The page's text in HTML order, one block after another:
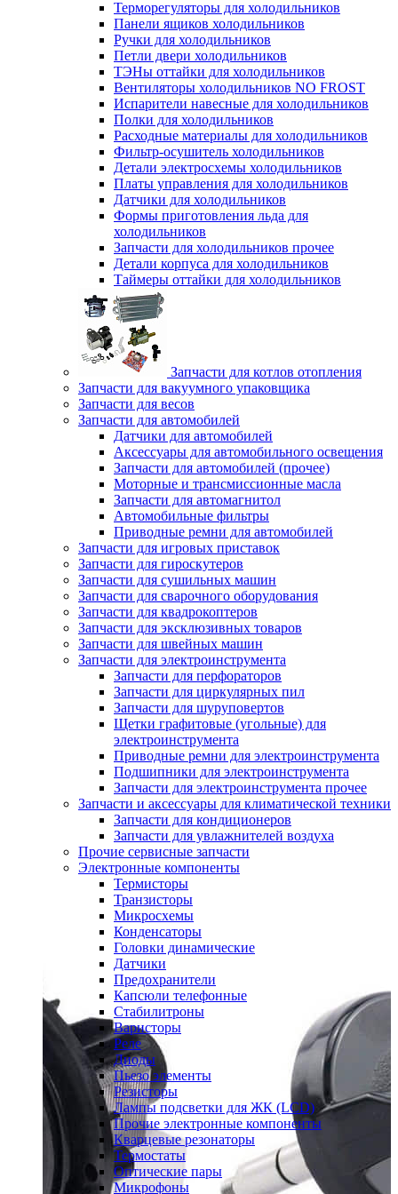
Терморегуляторы для холодильников
Панели ящиков холодильников
Ручки для холодильников
Петли двери холодильников
ТЭНы оттайки для холодильников
Вентиляторы холодильников NO FROST
Испарители навесные для холодильников
Полки для холодильников
Расходные материалы для холодильников
Фильтр-осушитель холодильников
Детали электросхемы холодильников
Платы управления для холодильников
Датчики для холодильников
Формы приготовления льда для
холодильников
Запчасти для холодильников прочее
Детали корпуса для холодильников
Таймеры оттайки для холодильников
Запчасти для котлов отопления
Запчасти для вакуумного упаковщика
Запчасти для весов
Запчасти для автомобилей
Датчики для автомобилей
Аксессуары для автомобильного освещения
Запчасти для автомобилей (прочее)
Моторные и трансмиссионные масла
Запчасти для автомагнитол
Автомобильные фильтры
Приводные ремни для автомобилей
Запчасти для игровых приставок
Запчасти для гироскутеров
Запчасти для сушильных машин
Запчасти для сварочного оборудования
Запчасти для квадрокоптеров
Запчасти для эксклюзивных товаров
Запчасти для швейных машин
Запчасти для электроинструмента
Запчасти для перфораторов
Запчасти для циркулярных пил
Запчасти для шуруповертов
Щетки графитовые (угольные) для
электроинструмента
Приводные ремни для электроинструмента
Подшипники для электроинструмента
Запчасти для электроинструмента прочее
Запчасти и аксессуары для климатической техники
Запчасти для кондиционеров
Запчасти для увлажнителей воздуха
Прочие сервисные запчасти
Электронные компоненты
Термисторы
Транзисторы
Микросхемы
Конденсаторы
Головки динамические
Датчики
Предохранители
Капсюли телефонные
Стабилитроны
Варисторы
Реле
Диоды
Пьезо элементы
Резисторы
Лампы подсветки для ЖК (LCD)
Прочие электронные компоненты
Кварцевые резонаторы
Термостаты
Оптические пары
Микрофоны